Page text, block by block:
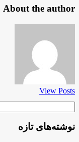
About the author
View Posts
نوشته‌های تازه